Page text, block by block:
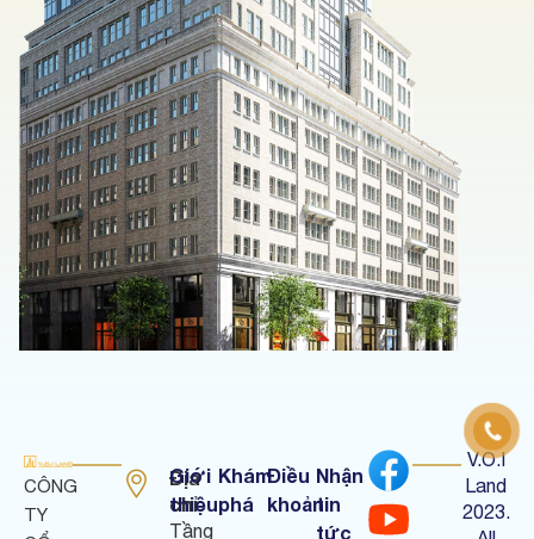
CÔNG
TY
Địa
chỉ:
Tầng
Giới
thiệu
Khám
phá
Điều
khoản
Nhận
tin
tức
V.O.I
Land
2023.